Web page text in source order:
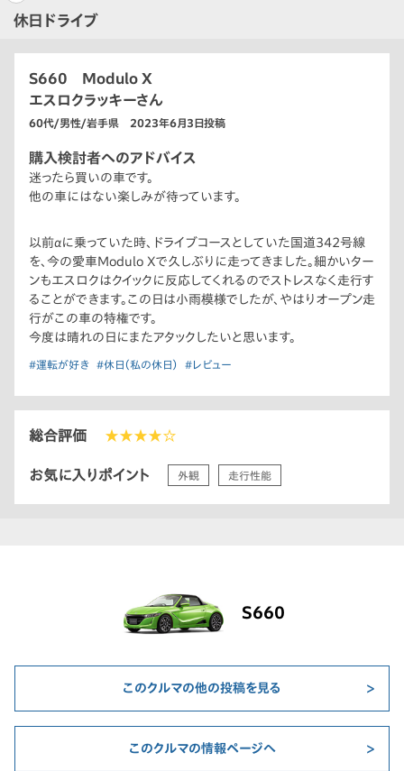
休日ドライブ
S660 Modulo X
エスロクラッキーさん
60代/男性/岩手県 2023年6月3日投稿
購入検討者へのアドバイス
迷ったら買いの車です。
他の車にはない楽しみが待っています。
以前αに乗っていた時、ドライブコースとしていた国道342号線
を、今の愛車Modulo Xで久しぶりに走ってきました。細かいター
ンもエスロクはクイックに反応してくれるのでストレスなく走行す
ることができます。この日は小雨模様でしたが、やはりオープン走
行がこの車の特権です。
今度は晴れの日にまたアタックしたいと思います。
#運転が好き #休日（私の休日） #レビュー
総合評価 ★★★★☆
お気に入りポイント 外観 走行性能
S660
このクルマの他の投稿を見る
このクルマの情報ページへ